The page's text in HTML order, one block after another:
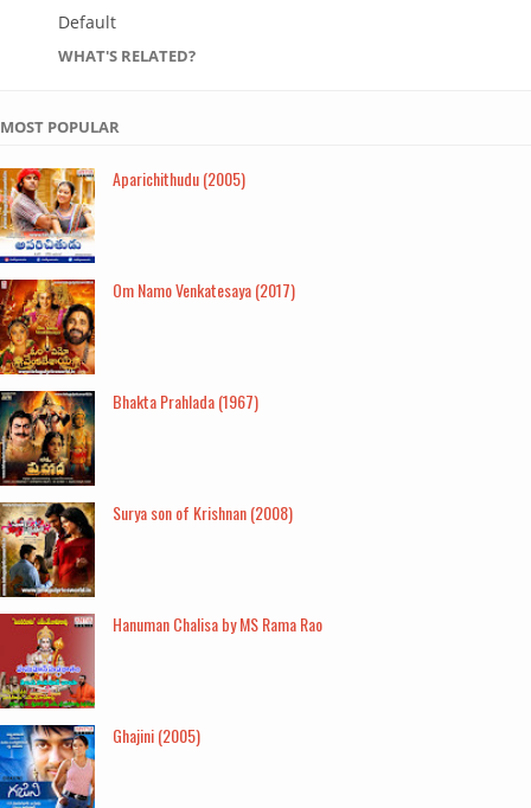
Default
WHAT'S RELATED?
MOST POPULAR
Aparichithudu (2005)
Om Namo Venkatesaya (2017)
Bhakta Prahlada (1967)
Surya son of Krishnan (2008)
Hanuman Chalisa by MS Rama Rao
Ghajini (2005)